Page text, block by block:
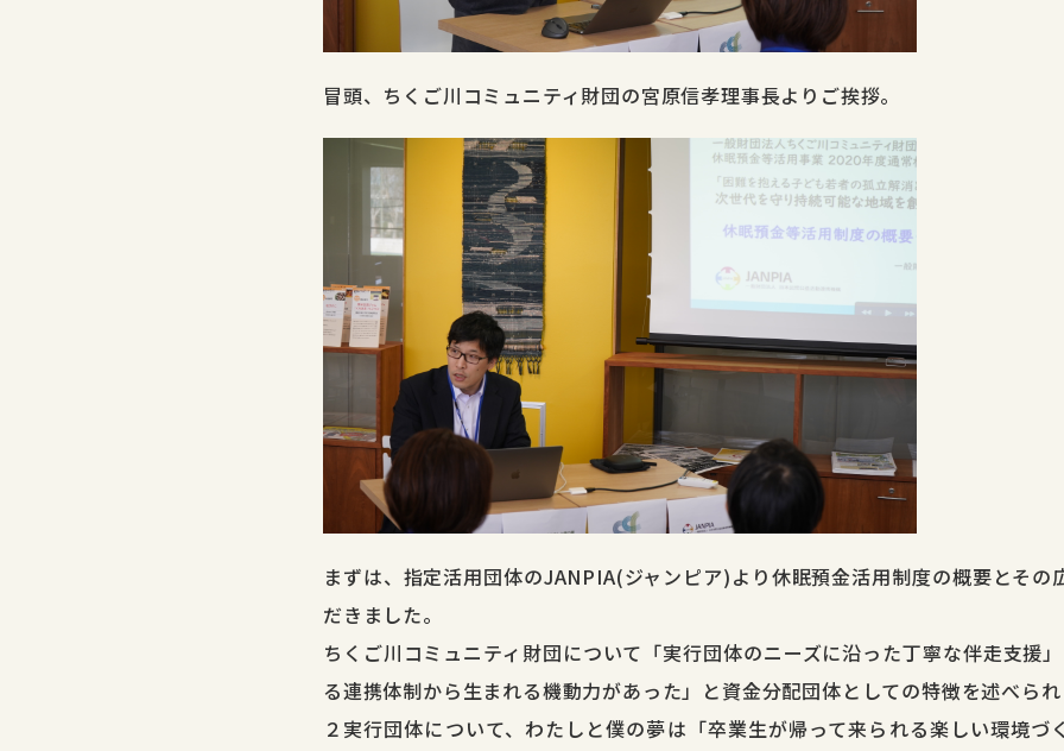
冒頭、ちくご川コミュニティ財団の宮原信孝理事長よりご挨拶。
まずは、指定活用団体のJANPIA(ジャンピア)より休眠預金活用制度の概要とその
だきました。
ちくご川コミュニティ財団について「実行団体のニーズに沿った丁寧な伴走支援
る連携体制から生まれる機動力があった」と資金分配団体としての特徴を述べられ
２実行団体について、わたしと僕の夢は「卒業生が帰って来られる楽しい環境づ